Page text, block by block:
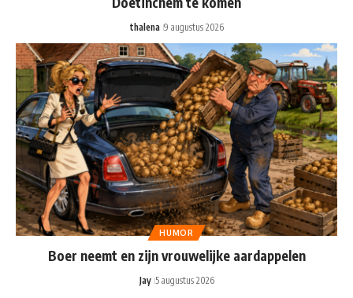
thalena 9 augustus 2026
HUMOR
Boer neemt en zijn vrouwelijke aardappelen
Jay 5 augustus 2026